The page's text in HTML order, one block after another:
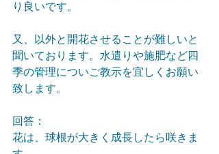
り良いです。
又、以外と開花させることが難しいと
聞いております。水遣りや施肥など四
季の管理についご教示を宜しくお願い
致します。
回答：
花は、球根が大きく成長したら咲きま